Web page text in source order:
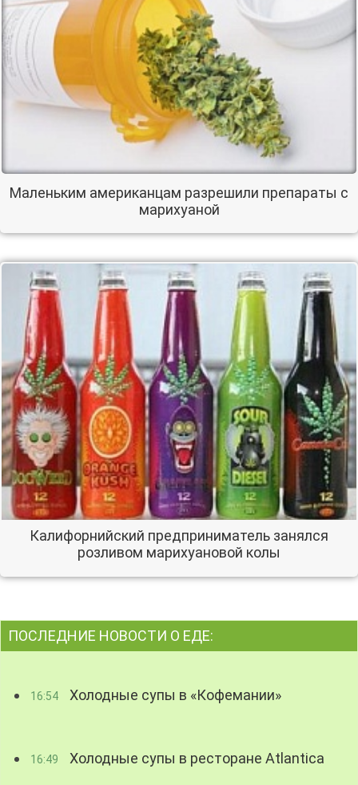
Маленьким американцам разрешили препараты с
марихуаной
Калифорнийский предприниматель занялся
розливом марихуановой колы
ПОСЛЕДНИЕ НОВОСТИ О ЕДЕ:
16:54 Холодные супы в «Кофемании»
16:49 Холодные супы в ресторане Atlantica